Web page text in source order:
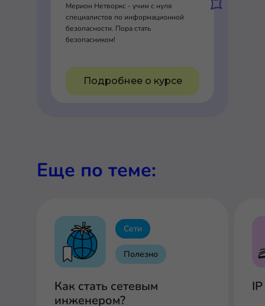
Мерион Нетворкс - учим с нуля
специалистов по информационной
безопасности. Пора стать
безопасником!
Подробнее о курсе
Еще по теме:
Сети
Полезно
Как стать сетевым
инженером?